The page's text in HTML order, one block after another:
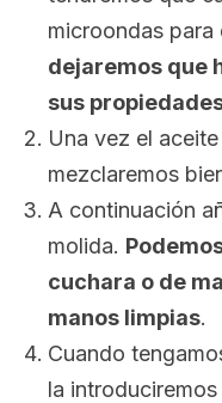
microondas para
dejaremos que
sus
Una vez el
mezclaremos
A continuación
molida.
cuchara o de
manos limpias.
Cuando
la